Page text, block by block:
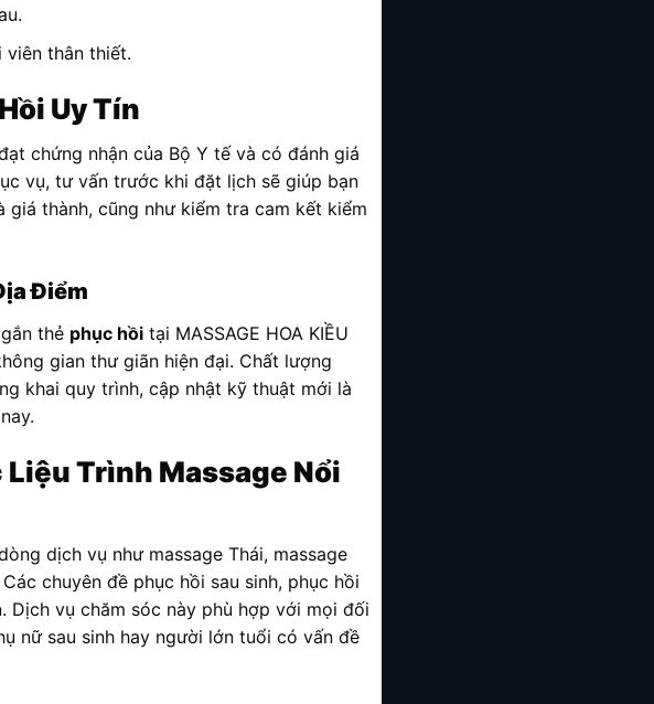
viên thân thiết.
Uy Tín
chứng nhận của Bộ Y tế và có đánh giá
vụ, tư vấn trước khi đặt lịch sẽ giúp bạn
thành, cũng như kiểm tra cam kết kiểm
Điểm
thẻ phục hồi tại MASSAGE HOA KIỀU
gian thư giãn hiện đại. Chất lượng
khai quy trình, cập nhật kỹ thuật mới là
Trình Massage Nổi
dịch vụ như massage Thái, massage
chuyên đề phục hồi sau sinh, phục hồi
Dịch vụ chăm sóc này phù hợp với mọi đối
nữ sau sinh hay người lớn tuổi có vấn đề